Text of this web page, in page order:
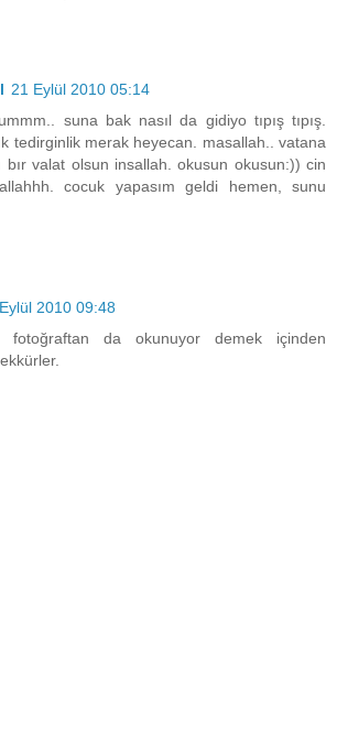
21 Eylül 2010 05:14
suna bak nasıl da gidiyo tıpış tıpış.
tedirginlik merak heyecan. masallah.. vatana
bır valat olsun insallah. okusun okusun:)) cin
cocuk yapasım geldi hemen, sunu
2010 09:48
fotoğraftan da okunuyor demek içinden